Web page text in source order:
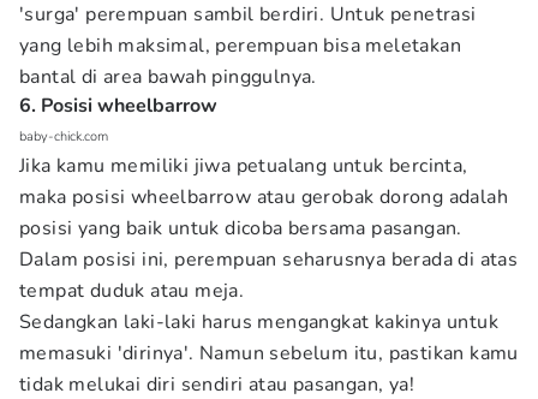
'surga' perempuan sambil berdiri. Untuk penetrasi
yang lebih maksimal, perempuan bisa meletakan
bantal di area bawah pinggulnya.
6. Posisi wheelbarrow
baby-chick.com
Jika kamu memiliki jiwa petualang untuk bercinta,
maka posisi wheelbarrow atau gerobak dorong adalah
posisi yang baik untuk dicoba bersama pasangan.
Dalam posisi ini, perempuan seharusnya berada di atas
tempat duduk atau meja.
Sedangkan laki-laki harus mengangkat kakinya untuk
memasuki 'dirinya'. Namun sebelum itu, pastikan kamu
tidak melukai diri sendiri atau pasangan, ya!